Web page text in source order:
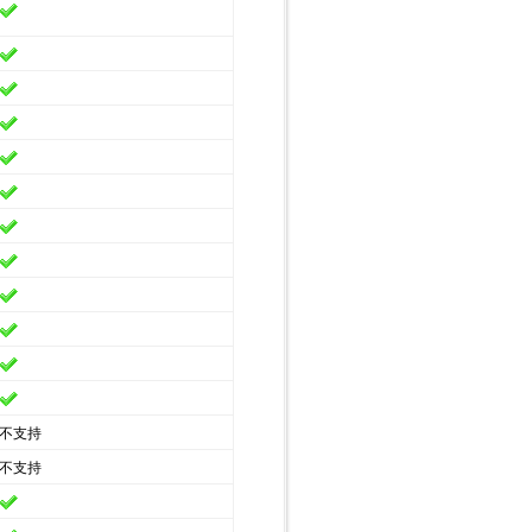
不支持
不支持